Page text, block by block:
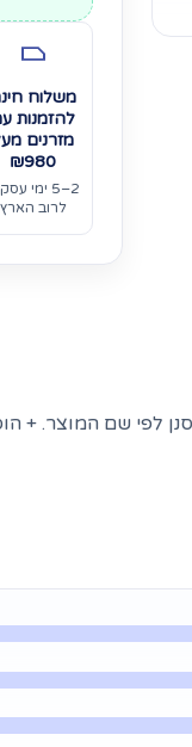
משלוח
להזמנות
מזרנים
₪980
2–5 ימי
לרוב הארץ
לפי שם המוצר. +